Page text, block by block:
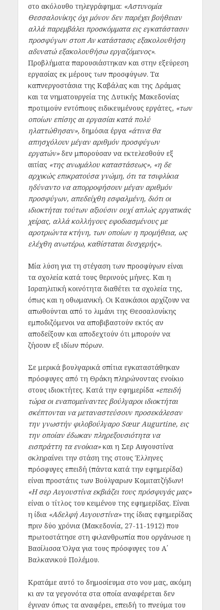
στο ακόλουθο τηλεγράφημα: «Αστυνομία
Θεσσαλονίκης όχι μόνον δεν παρέχει βοήθειαν
αλλά παρεμβάλει προσκόμματα εις εγκατάστασιν
προσφύγων στοπ Αν κατάστασις εξακολουθήση
αδυνατώ εξακολουθήσω εργαζόμενος».
Προβλήματα παρουσιάστηκαν και στην εξεύρεση
εργασίας εκ μέρους των προσφύγων. Τα
καπνεργοστάσια της Καβάλας και της Δράμας
και τα νηματουργεία της Δυτικής Μακεδονίας
προτιμούν εντόπιους ειδικευμένους εργάτες, «των
οποίων επίσης αι εργασίαι κατά πολύ
ηλαττώθησαν», δημόσια έργα «άτινα θα
απησχόλουν μέγαν αριθμόν προσφύγων
εργατών»δεν μπορούσαν να εκτελεσθούν εξ
αιτίας «της ανωμάλου καταστάσεως», «η δε
αρχικώς επικρατούσα γνώμη, ότι τα τσιφλίκια
ηδύναντο να απορροφήσουν μέγαν αριθμόν
προσφύγων, απεδείχθη εσφαλμένη, διότι οι
ιδιοκτήται τούτων αξιούσιν ουχί απλώς εργατικάς
χείρας, αλλά κολλήγους εφοδιασμένους με
αροτριώντα κτήνη, των οποίων η προμήθεια, ως
ελέχθη ανωτέρω, καθίσταται δυσχερής».
Μία λύση για τη στέγαση των προσφύγων είναι
τα σχολεία κατά τους θερινούς μήνες. Και η
Ισραηλιτική κοινότητα διαθέτει τα σχολεία της,
όπως και η οθωμανική. Οι Καυκάσιοι αρχίζουν να
απωθούνται από το λιμάνι της Θεσσαλονίκης
εμποδιζόμενοι να αποβιβαστούν εκτός αν
αποδείξουν και αποδεχτούν ότι μπορούν να
ζήσουν εξ ιδίων πόρων.
Σε μερικά βουλγαρικά σπίτια εγκαταστάθηκαν
πρόσφυγες από τη Θράκη πληρώνοντας ενοίκιο
στους ιδιοκτήτες. Κατά την εφημερίδα «επειδή
τώρα οι εναπομείναντες βούλγαροι ιδιοκτήται
σκέπτονται να μεταναστεύσουν προσεκάλεσαν
την γνωστήν φιλοβούλγαρο Sœur Augurtine, εις
την οποίαν έδωκαν πληρεξουσιότητα να
εισπράττη τα ενοίκια»και η Σερ Αυγουστίνα
σκληραίνει την στάση της στους Έλληνες
πρόσφυγες επειδή (πάντα κατά την εφημερίδα)
είναι προστάτις των Βούλγαρων Κομιτατζήδων!
«Η σερ Αυγουστίνα εκβιάζει τους πρόσφυγάς μας»
είναι ο τίτλος του κειμένου της εφημερίδας. Είναι
η ίδια «Αδελφή Αυγουστίνα»της ίδιας εφημερίδας
πριν δύο χρόνια (Μακεδονία, 27-11-1912) που
πρωτοστάτησε στη φιλανθρωπία που οργάνωσε η
Βασίλισσα Όλγα για τους πρόσφυγες του Α΄
Βαλκανικού Πολέμου.
Κρατάμε αυτό το δημοσίευμα στο νου μας, ακόμη
κι αν τα γεγονότα στα οποία αναφέρεται δεν
έγιναν όπως τα αναφέρει, επειδή το πνεύμα του